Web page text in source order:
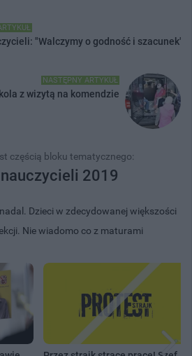
"Walczymy o godność i szacunek"
NASTĘPNY ARTYKUŁ
z wizytą na komendzie
częścią bloku tematycznego:
2019
Dzieci w zdecydowanej większości
Nie wiadomo co z maturami